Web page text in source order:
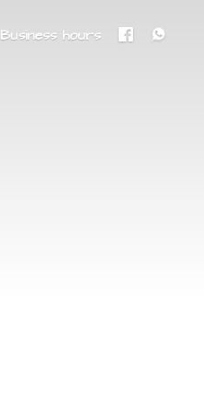
Business hours